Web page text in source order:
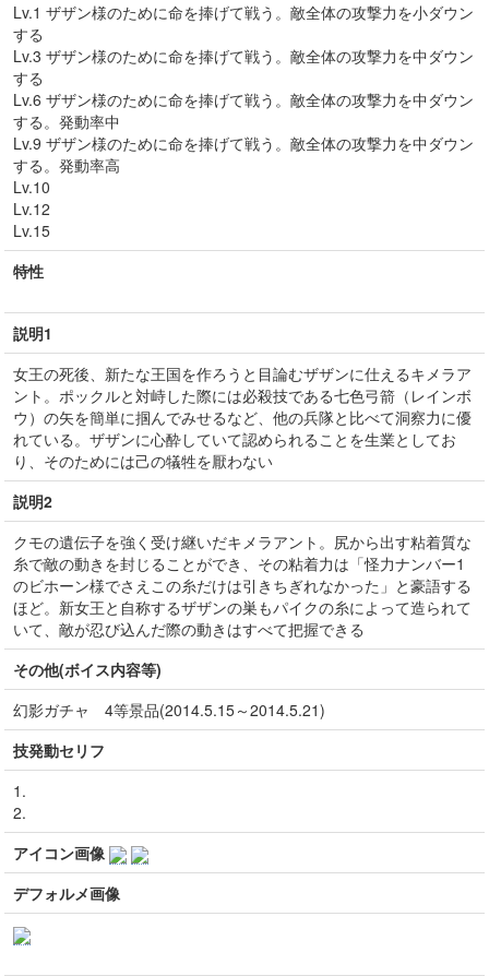
Lv.1 ザザン様のために命を捧げて戦う。敵全体の攻撃力を小ダウン
する
Lv.3 ザザン様のために命を捧げて戦う。敵全体の攻撃力を中ダウン
する
Lv.6 ザザン様のために命を捧げて戦う。敵全体の攻撃力を中ダウン
する。発動率中
Lv.9 ザザン様のために命を捧げて戦う。敵全体の攻撃力を中ダウン
する。発動率高
Lv.10
Lv.12
Lv.15
特性
説明1
女王の死後、新たな王国を作ろうと目論むザザンに仕えるキメラア
ント。ポックルと対峙した際には必殺技である七色弓箭（レインボ
ウ）の矢を簡単に掴んでみせるなど、他の兵隊と比べて洞察力に優
れている。ザザンに心酔していて認められることを生業としてお
り、そのためには己の犠牲を厭わない
説明2
クモの遺伝子を強く受け継いだキメラアント。尻から出す粘着質な
糸で敵の動きを封じることができ、その粘着力は「怪力ナンバー1
のビホーン様でさえこの糸だけは引きちぎれなかった」と豪語する
ほど。新女王と自称するザザンの巣もパイクの糸によって造られて
いて、敵が忍び込んだ際の動きはすべて把握できる
その他(ボイス内容等)
幻影ガチャ 4等景品(2014.5.15～2014.5.21)
技発動セリフ
1.
2.
アイコン画像
デフォルメ画像